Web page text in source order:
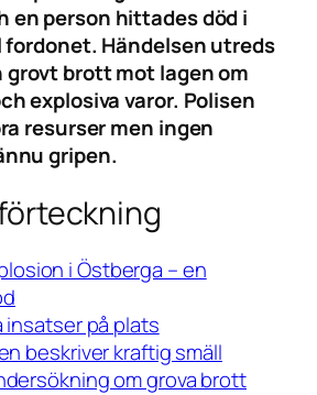
en person hittades död i
Händelsen utreds
grovt brott mot lagen om
explosiva varor. Polisen
resurser men ingen
gripen.
i Östberga – en
insatser på plats
beskriver kraftig smäll
om grova brott